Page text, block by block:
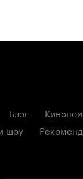
Блог
шоу